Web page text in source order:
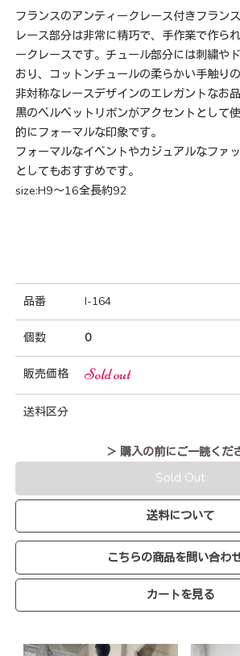
フランスのアンティークレース付きフラン
レース部分は非常に精巧で、手作業で作ら
ークレースです。チュール部分には刺繍や
おり、コットンチュールの柔らかい手触りの
非対称なレースデザインのエレガントなお品
黒のベルベットリボンがアクセントとして
的にフォーマルな印象です。
フォーマルなイベントやカジュアルなファ
としてもおすすめです。
size:H9～16全長約92
品番 I-164
個数 0
販売価格 Sold out
送料区分
＞ 購入の前にご一読くだ
Sold Out
送料について
こちらの商品を問い合わ
カートを見る